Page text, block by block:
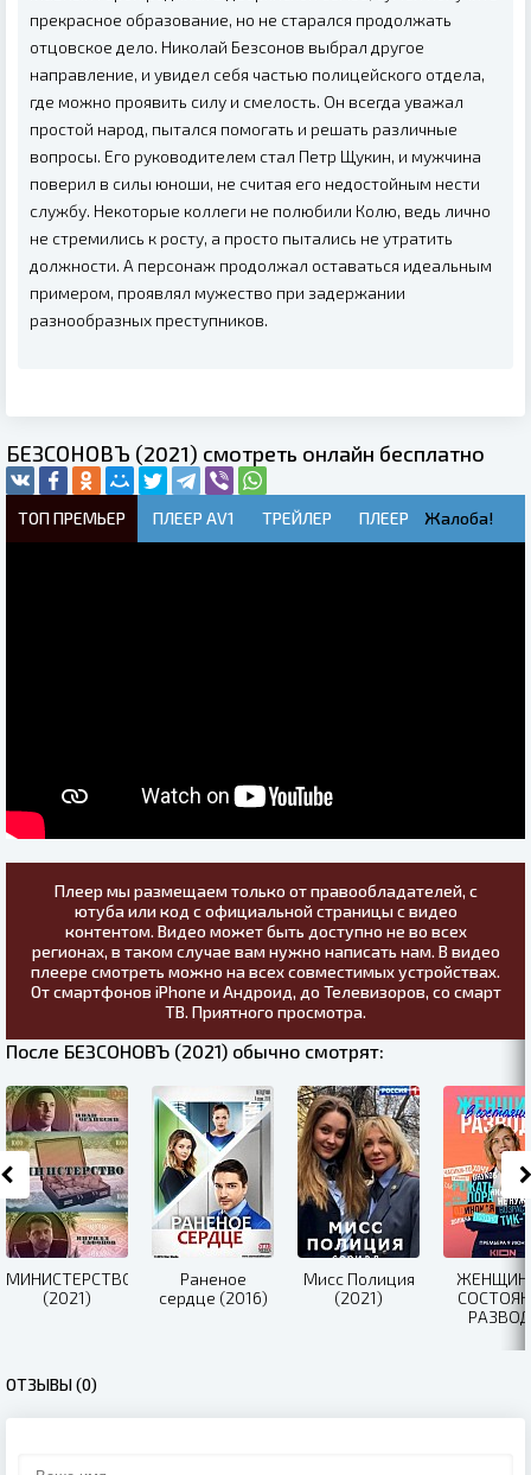
прекрасное образование, но не старался продолжать
отцовское дело. Николай Безсонов выбрал другое
направление, и увидел себя частью полицейского отдела,
где можно проявить силу и смелость. Он всегда уважал
простой народ, пытался помогать и решать различные
вопросы. Его руководителем стал Петр Щукин, и мужчина
поверил в силы юноши, не считая его недостойным нести
службу. Некоторые коллеги не полюбили Колю, ведь лично
не стремились к росту, а просто пытались не утратить
должности. А персонаж продолжал оставаться идеальным
примером, проявлял мужество при задержании
разнообразных преступников.
БЕЗСОНОВЪ (2021) смотреть онлайн бесплатно
ТОП ПРЕМЬЕР ПЛЕЕР AV1 ТРЕЙЛЕР ПЛЕЕР Жалоба!
Плеер мы размещаем только от правообладателей, с
ютуба или код с официальной страницы с видео
контентом. Видео может быть доступно не во всех
регионах, в таком случае вам нужно написать нам. В видео
плеере смотреть можно на всех совместимых устройствах.
От смартфонов iPhone и Андроид, до Телевизоров, со смарт
ТВ. Приятного просмотра.
После БЕЗСОНОВЪ (2021) обычно смотрят:
МИНИСТЕРСТВО
(2021)
Раненое
сердце (2016)
Мисс Полиция
(2021)
ОТЗЫВЫ (0)